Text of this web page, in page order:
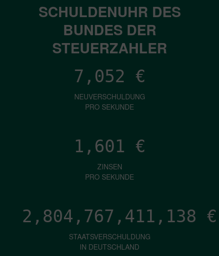
SCHULDENUHR DES
BUNDES DER
STEUERZAHLER
7,052 €
NEUVERSCHULDUNG
PRO SEKUNDE
1,601 €
ZINSEN
PRO SEKUNDE
2,804,767,413,677 €
STAATSVERSCHULDUNG
IN DEUTSCHLAND